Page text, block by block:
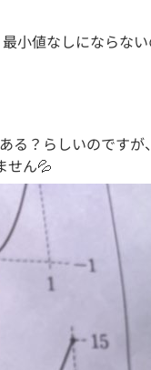
値なしにならない
る？らしいのです
せん💦